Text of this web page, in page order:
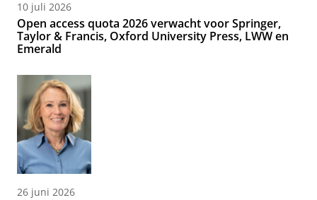
10 juli 2026
Open access quota 2026 verwacht voor Springer,
Taylor & Francis, Oxford University Press, LWW en
Emerald
26 juni 2026